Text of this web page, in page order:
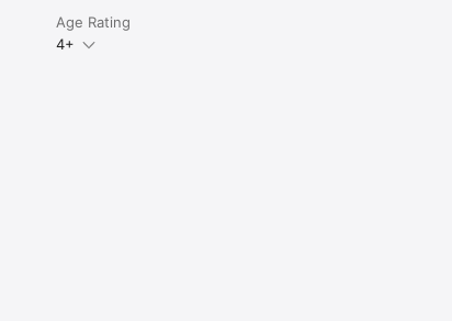
Age Rating
4+